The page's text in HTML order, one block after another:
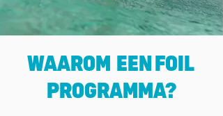
WAAROM EENFOIL
PROGRAMMA?